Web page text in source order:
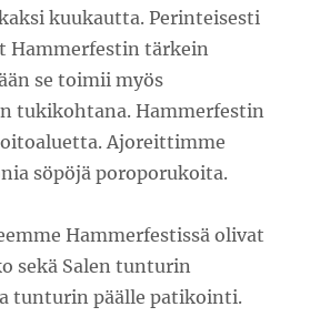
kuukautta. Perinteisesti
Hammerfestin tärkein
se toimii myös
tukikohtana. Hammerfestin
Ajoreittimme
söpöjä poroporukoita.
Hammerfestissä olivat
sekä Salen tunturin
tunturin päälle patikointi.